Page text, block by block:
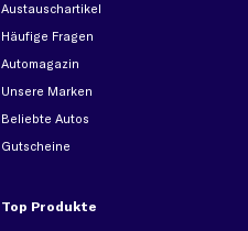
Austauschartikel
Häufige Fragen
Automagazin
Unsere Marken
Beliebte Autos
Gutscheine
Top Produkte